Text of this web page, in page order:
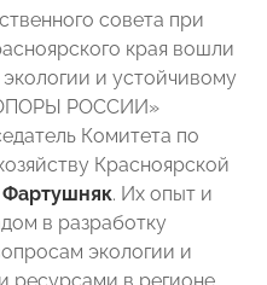
совета при
края вошли
и устойчивому
РОССИИ»
Комитета по
Красноярской
Фартушняк. Их опыт и
в разработку
экологии и